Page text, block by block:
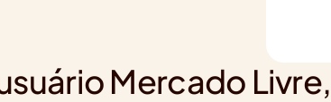
Mercado